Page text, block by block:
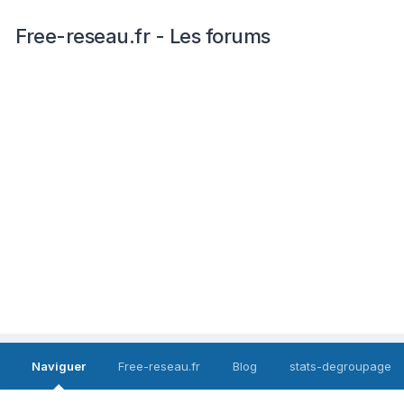
Free-reseau.fr - Les forums
Naviguer Free-reseau.fr Blog stats-degroupage